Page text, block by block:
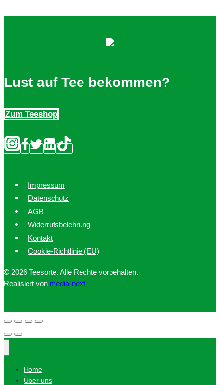
Lust auf Tee bekommen?
Zum Teeshop
Impressum
Datenschutz
AGB
Widerrufsbelehrung
Kontakt
Cookie-Richtlinie (EU)
© 2026 Teesorte. Alle Rechte vorbehalten.
Realisiert von media-next
Home
Über uns